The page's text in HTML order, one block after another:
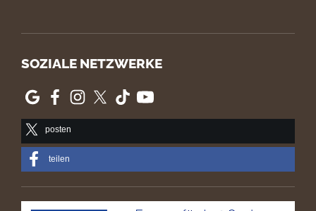
SOZIALE NETZWERKE
posten
teilen